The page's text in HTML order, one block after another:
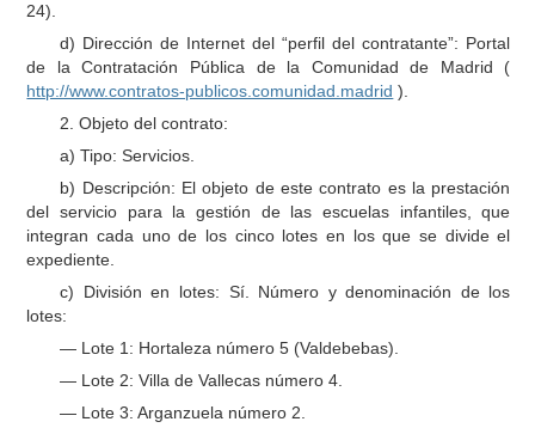
24).
d) Dirección de Internet del “perfil del contratante”: Portal
de la Contratación Pública de la Comunidad de Madrid (
http://www.contratos-publicos.comunidad.madrid ).
2. Objeto del contrato:
a) Tipo: Servicios.
b) Descripción: El objeto de este contrato es la prestación
del servicio para la gestión de las escuelas infantiles, que
integran cada uno de los cinco lotes en los que se divide el
expediente.
c) División en lotes: Sí. Número y denominación de los
lotes:
— Lote 1: Hortaleza número 5 (Valdebebas).
— Lote 2: Villa de Vallecas número 4.
— Lote 3: Arganzuela número 2.